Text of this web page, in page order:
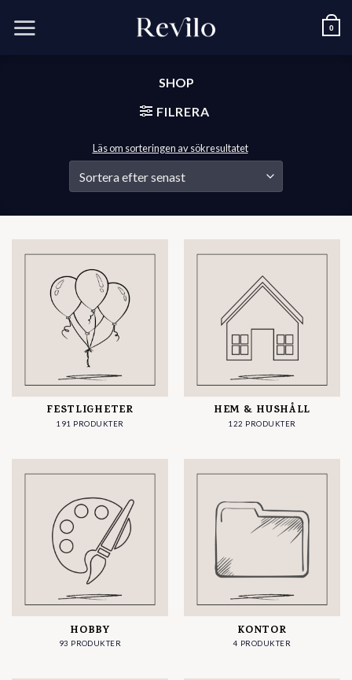
0
SHOP
FILRERA
Läs om sorteringen av sökresultatet
FESTLIGHETER
191 PRODUKTER
HEM & HUSHÅLL
122 PRODUKTER
HOBBY
93 PRODUKTER
KONTOR
4 PRODUKTER